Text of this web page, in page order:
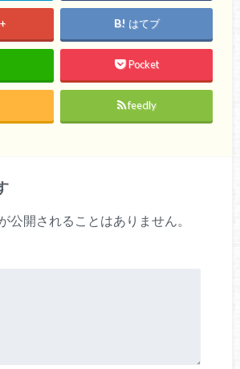
はてブ
Pocket
feedly
公開されることはありません。